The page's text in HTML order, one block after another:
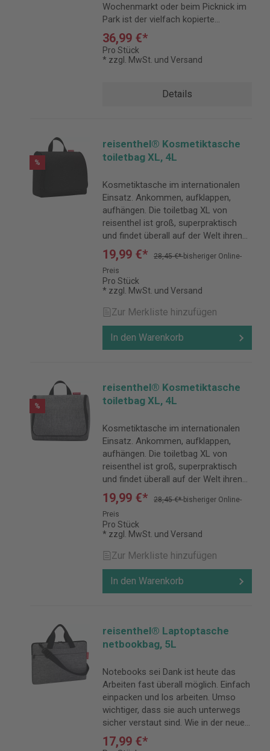
Wochenmarkt oder beim Picknick im
Park ist der vielfach kopierte
Einkaufskorb von reisenthel heute ein
echter Klassiker.
36,99 €*
Pro Stück
* zzgl. MwSt. und Versand
Details
%
reisenthel® Kosmetiktasche
toiletbag XL, 4L
Kosmetiktasche im internationalen
Einsatz. Ankommen, aufklappen,
aufhängen. Die toiletbag XL von
reisenthel ist groß, superpraktisch
und findet überall auf der Welt ihren
Platz. Die ideale Begleitung in Sachen
Beauty.
19,99 €* 28,45 €*bisheriger Online-
Preis
Pro Stück
* zzgl. MwSt. und Versand
Zur Merkliste hinzufügen
In den Warenkorb
%
reisenthel® Kosmetiktasche
toiletbag XL, 4L
Kosmetiktasche im internationalen
Einsatz. Ankommen, aufklappen,
aufhängen. Die toiletbag XL von
reisenthel ist groß, superpraktisch
und findet überall auf der Welt ihren
Platz. Die ideale Begleitung in Sachen
Beauty.
19,99 €* 28,45 €*bisheriger Online-
Preis
Pro Stück
* zzgl. MwSt. und Versand
Zur Merkliste hinzufügen
In den Warenkorb
reisenthel® Laptoptasche
netbookbag, 5L
Notebooks sei Dank ist heute das
Arbeiten fast überall möglich. Einfach
einpacken und los arbeiten. Umso
wichtiger, dass sie auch unterwegs
sicher verstaut sind. Wie in der neuen
netbookbag. Gepolstert, variabel
tragbar – einfach praktisch.
17,99 €*